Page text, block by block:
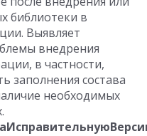
библиотеки в
Выявляет
внедрения
в частности,
заполнения состава
необходимых